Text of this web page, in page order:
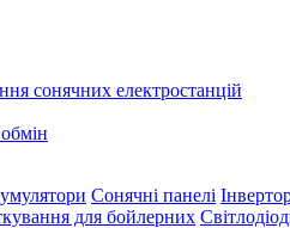
сонячних електростанцій
Сонячні панелі
для бойлерних